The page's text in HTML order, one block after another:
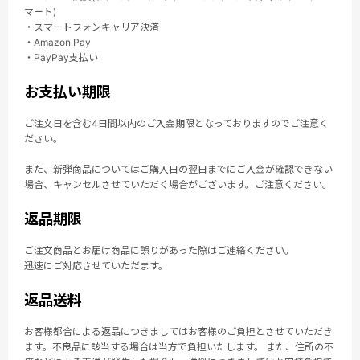
マート)
・スマートフォンキャリア決済
・Amazon Pay
・PayPay支払い
お支払い期限
ご注文日を含む4日間以内のご入金期限となっておりますのでご注意く
ださい。
また、新弾商品についてはご購入日の翌日までにご入金が確認できない
場合、キャンセルさせていただく場合がございます。ご注意ください。
返品期限
ご注文商品とお届け商品に誤りがあった際はご連絡ください。
迅速にご対応させていただます。
返品送料
お客様都合による返品につきましてはお客様のご負担とさせていただき
ます。不良品に該当する場合は当方で負担いたします。 また、住所の不